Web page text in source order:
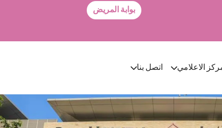
بوابة المريض
الاعلامي اتصل بنا